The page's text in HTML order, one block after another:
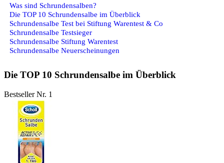
Was sind Schrundensalben?
Die TOP 10 Schrundensalbe im Überblick
Schrundensalbe Test bei Stiftung Warentest & Co
Schrundensalbe Testsieger
Schrundensalbe Stiftung Warentest
Schrundensalbe Neuerscheinungen
Die TOP 10 Schrundensalbe im Überblick
Bestseller Nr. 1